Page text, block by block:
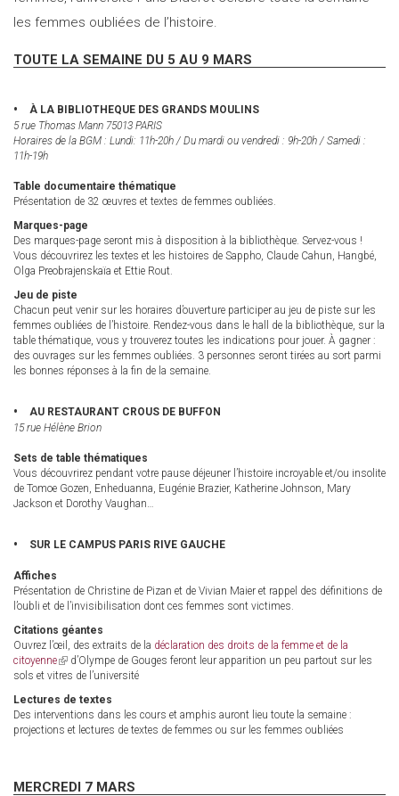
les femmes oubliées de l’histoire.
TOUTE LA SEMAINE DU 5 AU 9 MARS
À LA BIBLIOTHEQUE DES GRANDS MOULINS
5 rue Thomas Mann 75013 PARIS
Horaires de la BGM : Lundi: 11h-20h / Du mardi ou vendredi : 9h-20h / Samedi :
11h-19h
Table documentaire thématique
Présentation de 32 œuvres et textes de femmes oubliées.
Marques-page
Des marques-page seront mis à disposition à la bibliothèque. Servez-vous !
Vous découvrirez les textes et les histoires de Sappho, Claude Cahun, Hangbé,
Olga Preobrajenskaïa et Ettie Rout.
Jeu de piste
Chacun peut venir sur les horaires d’ouverture participer au jeu de piste sur les
femmes oubliées de l’histoire. Rendez-vous dans le hall de la bibliothèque, sur la
table thématique, vous y trouverez toutes les indications pour jouer. À gagner :
des ouvrages sur les femmes oubliées. 3 personnes seront tirées au sort parmi
les bonnes réponses à la fin de la semaine.
AU RESTAURANT CROUS DE BUFFON
15 rue Hélène Brion
Sets de table thématiques
Vous découvrirez pendant votre pause déjeuner l’histoire incroyable et/ou insolite
de Tomoe Gozen, Enheduanna, Eugénie Brazier, Katherine Johnson, Mary
Jackson et Dorothy Vaughan…
SUR LE CAMPUS PARIS RIVE GAUCHE
Affiches
Présentation de Christine de Pizan et de Vivian Maier et rappel des définitions de
l’oubli et de l’invisibilisation dont ces femmes sont victimes.
Citations géantes
Ouvrez l’œil, des extraits de la déclaration des droits de la femme et de la
citoyenne(link
is
d’Olympe de Gouges feront leur apparition un peu partout sur les
sols et vitres de l’université
Lectures de textes
Des interventions dans les cours et amphis auront lieu toute la semaine :
projections et lectures de textes de femmes ou sur les femmes oubliées
MERCREDI 7 MARS